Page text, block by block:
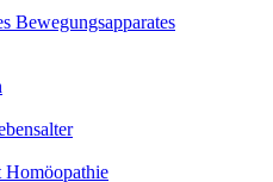
Bewegungsapparates
Homöopathie